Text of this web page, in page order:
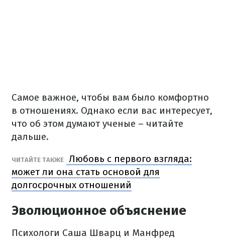
Самое важное, чтобы вам было комфортно
в отношениях. Однако если вас интересует,
что об этом думают ученые – читайте
дальше.
ЧИТАЙТЕ ТАКЖЕ
Любовь с первого взгляда:
может ли она стать основой для
долгосрочных отношений
Эволюционное объяснение
Психологи Саша Шварц и Манфред